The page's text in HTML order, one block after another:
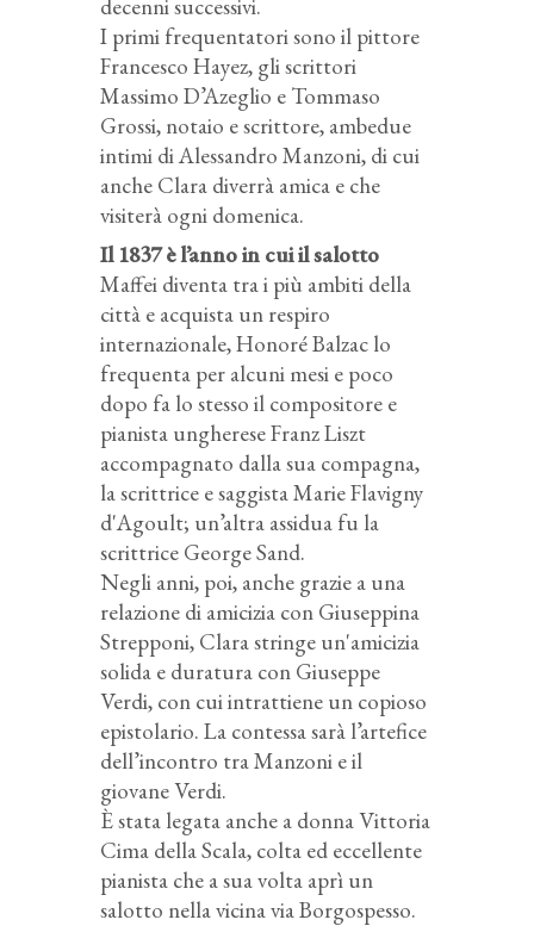
decenni successivi.
I primi frequentatori sono il pittore
Francesco Hayez, gli scrittori
Massimo D’Azeglio e Tommaso
Grossi, notaio e scrittore, ambedue
intimi di Alessandro Manzoni, di cui
anche Clara diverrà amica e che
visiterà ogni domenica.
Il 1837 è l’anno in cui il salotto
Maffei diventa tra i più ambiti della
città e acquista un respiro
internazionale, Honoré Balzac lo
frequenta per alcuni mesi e poco
dopo fa lo stesso il compositore e
pianista ungherese Franz Liszt
accompagnato dalla sua compagna,
la scrittrice e saggista Marie Flavigny
d'Agoult; un’altra assidua fu la
scrittrice George Sand.
Negli anni, poi, anche grazie a una
relazione di amicizia con Giuseppina
Strepponi, Clara stringe un'amicizia
solida e duratura con Giuseppe
Verdi, con cui intrattiene un copioso
epistolario. La contessa sarà l’artefice
dell’incontro tra Manzoni e il
giovane Verdi.
È stata legata anche a donna Vittoria
Cima della Scala, colta ed eccellente
pianista che a sua volta aprì un
salotto nella vicina via Borgospesso.